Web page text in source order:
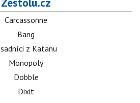
Carcassonne
Bang
z Katanu
Monopoly
Dobble
Dixit